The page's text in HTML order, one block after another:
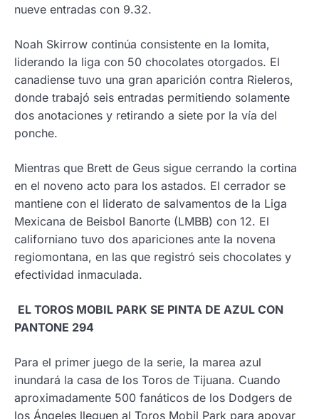
nueve entradas con 9.32.
Noah Skirrow continúa consistente en la lomita,
liderando la liga con 50 chocolates otorgados. El
canadiense tuvo una gran aparición contra Rieleros,
donde trabajó seis entradas permitiendo solamente
dos anotaciones y retirando a siete por la vía del
ponche.
Mientras que Brett de Geus sigue cerrando la cortina
en el noveno acto para los astados. El cerrador se
mantiene con el liderato de salvamentos de la Liga
Mexicana de Beisbol Banorte (LMBB) con 12. El
californiano tuvo dos apariciones ante la novena
regiomontana, en las que registró seis chocolates y
efectividad inmaculada.
EL TOROS MOBIL PARK SE PINTA DE AZUL CON
PANTONE 294
Para el primer juego de la serie, la marea azul
inundará la casa de los Toros de Tijuana. Cuando
aproximadamente 500 fanáticos de los Dodgers de
los Ángeles lleguen al Toros Mobil Park para apoyar